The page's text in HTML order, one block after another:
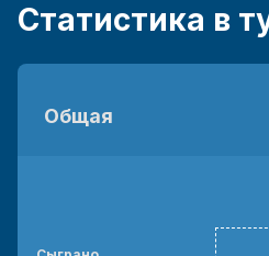
Статистика в
Общая